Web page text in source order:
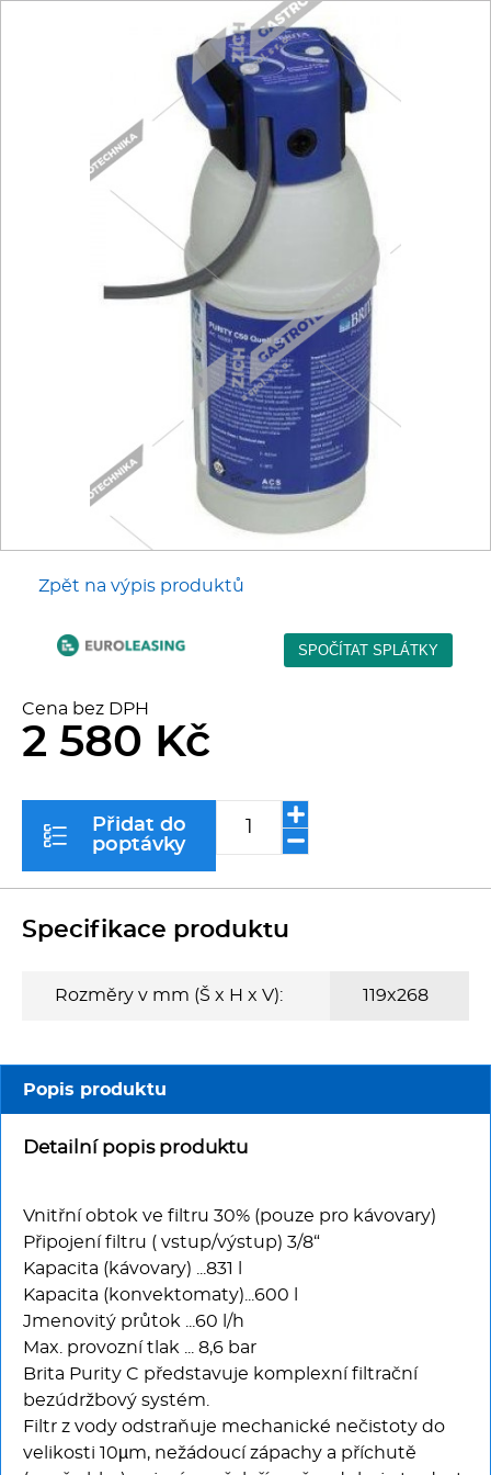
Gastronádoby
PIZZA technologie
Grilovací desky - Grily
Prostředky-Změkčovače
Roboty
Kávovary
Kotle
Stolní zařízení
Transport, výdej a regen.
Multifunkce - speciály
Vodní lázně
Nerez
Ostatní
BAZAR
Zpět na výpis produktů
Cena bez DPH
2 580 Kč
Přidat do
poptávky
Specifikace produktu
Rozměry v mm (Š x H x V): 119x268
Popis produktu
Detailní popis produktu
Vnitřní obtok ve filtru 30% (pouze pro kávovary)
Připojení filtru ( vstup/výstup) 3/8“
Kapacita (kávovary) ...831 l
Kapacita (konvektomaty)...600 l
Jmenovitý průtok ...60 l/h
Max. provozní tlak ... 8,6 bar
Brita Purity C představuje komplexní filtrační
bezúdržbový systém.
Filtr z vody odstraňuje mechanické nečistoty do
velikosti 10µm, nežádoucí zápachy a příchutě